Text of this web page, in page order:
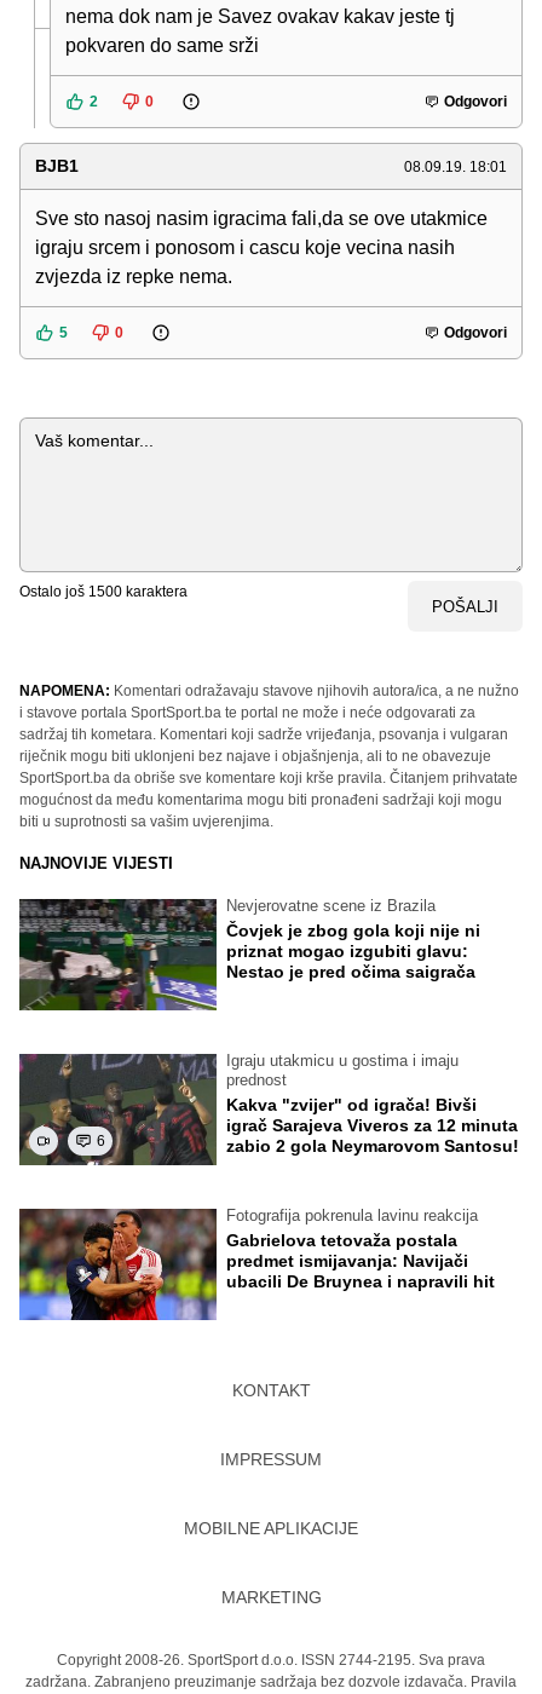
nema dok nam je Savez ovakav kakav jeste tj
pokvaren do same srži
2 0 Odgovori
BJB1 08.09.19. 18:01
Sve sto nasoj nasim igracima fali,da se ove utakmice
igraju srcem i ponosom i cascu koje vecina nasih
zvjezda iz repke nema.
5 0 Odgovori
Komentar
Ostalo još 1500 karaktera
POŠALJI
NAPOMENA: Komentari odražavaju stavove njihovih autora/ica, a ne nužno
i stavove portala SportSport.ba te portal ne može i neće odgovarati za
sadržaj tih kometara. Komentari koji sadrže vrijeđanja, psovanja i vulgaran
riječnik mogu biti uklonjeni bez najave i objašnjenja, ali to ne obavezuje
SportSport.ba da obriše sve komentare koji krše pravila. Čitanjem prihvatate
mogućnost da među komentarima mogu biti pronađeni sadržaji koji mogu
biti u suprotnosti sa vašim uvjerenjima.
NAJNOVIJE VIJESTI
Nevjerovatne scene iz Brazila
Čovjek je zbog gola koji nije ni
priznat mogao izgubiti glavu:
Nestao je pred očima saigrača
6
Igraju utakmicu u gostima i imaju
prednost
Kakva "zvijer" od igrača! Bivši
igrač Sarajeva Viveros za 12 minuta
zabio 2 gola Neymarovom Santosu!
Fotografija pokrenula lavinu reakcija
Gabrielova tetovaža postala
predmet ismijavanja: Navijači
ubacili De Bruynea i napravili hit
KONTAKT
IMPRESSUM
MOBILNE APLIKACIJE
MARKETING
Copyright 2008-26. SportSport d.o.o. ISSN 2744-2195. Sva prava
zadržana. Zabranjeno preuzimanje sadržaja bez dozvole izdavača. Pravila